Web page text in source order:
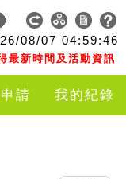
08/07 04:59:47
最新時間及活動資訊
請 我的紀錄